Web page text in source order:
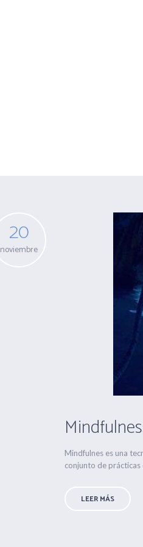
20
noviembre
Mindfulnes es una
conjunto de prácticas
LEER MÁS